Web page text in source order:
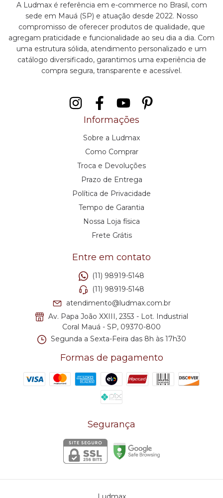
A Ludmax é referência em e-commerce no Brasil, com
sede em Mauá (SP) e atuação desde 2022. Nosso
compromisso de oferecer produtos de qualidade, que
agregam praticidade e funcionalidade ao seu dia a dia. Com
uma estrutura sólida, atendimento personalizado e um
catálogo diversificado, garantimos uma experiência de
compra segura, transparente e acessível.
Informações
Sobre a Ludmax
Como Comprar
Troca e Devoluções
Prazo de Entrega
Política de Privacidade
Tempo de Garantia
Nossa Loja física
Frete Grátis
Entre em contato
(11) 98919-5148
(11) 98919-5148
atendimento@ludmax.com.br
Av. Papa João XXIII, 2353 - Lot. Industrial
Coral Mauá - SP, 09370-800
Segunda a Sexta-Feira das 8h às 17h30
Formas de pagamento
Segurança